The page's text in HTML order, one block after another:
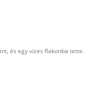
és egy vizes flakonba tette.